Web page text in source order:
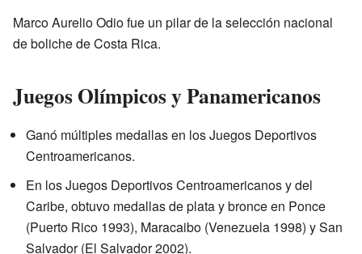
Marco Aurelio Odio fue un pilar de la selección nacional
de boliche de Costa Rica.
Juegos Olímpicos y Panamericanos
Ganó múltiples medallas en los Juegos Deportivos
Centroamericanos.
En los Juegos Deportivos Centroamericanos y del
Caribe, obtuvo medallas de plata y bronce en Ponce
(Puerto Rico 1993), Maracaibo (Venezuela 1998) y San
Salvador (El Salvador 2002).